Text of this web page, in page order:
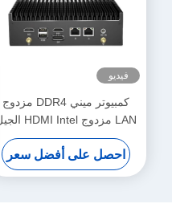
فيديو
كمبيوتر ميني DDR4 مزدوج
LAN مزدوج HDMI Intel الجيل
الثاني عشر Core i3 i5 i7
كمبيوتر ميني
احصل على أفضل سعر